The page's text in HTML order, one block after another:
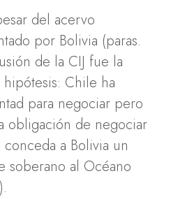
del acervo
por Bolivia (paras.
de la CIJ fue la
hipótesis: Chile ha
para negociar pero
obligación de negociar
a Bolivia un
soberano al Océano